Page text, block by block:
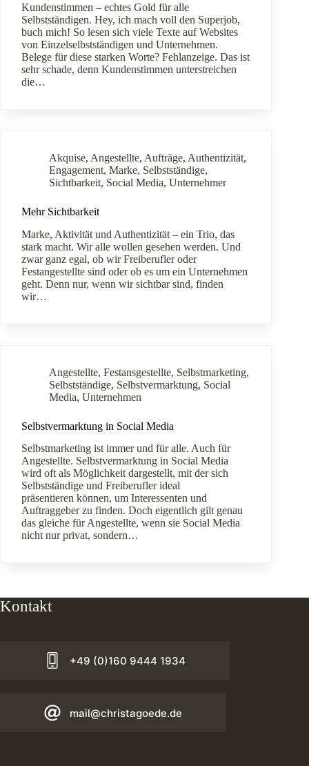
Kundenstimmen – echtes Gold für alle
Selbstständigen. Hey, ich mach voll den Superjob,
buch mich! So lesen sich viele Texte auf Websites
von Einzelselbstständigen und Unternehmen.
Belege für diese starken Worte? Fehlanzeige. Das ist
sehr schade, denn Kundenstimmen unterstreichen
die…
Akquise, Angestellte, Aufträge, Authentizität,
Engagement, Marke, Selbstständige,
Sichtbarkeit, Social Media, Unternehmer
Mehr Sichtbarkeit
Marke, Aktivität und Authentizität – ein Trio, das
stark macht. Wir alle wollen gesehen werden. Und
zwar ganz egal, ob wir Freiberufler oder
Festangestellte sind oder ob es um ein Unternehmen
geht. Denn nur, wenn wir sichtbar sind, finden
wir…
Angestellte, Festansgestellte, Selbstmarketing,
Selbstständige, Selbstvermarktung, Social
Media, Unternehmen
Selbstvermarktung in Social Media
Selbstmarketing ist immer und für alle. Auch für
Angestellte. Selbstvermarktung in Social Media
wird oft als Möglichkeit dargestellt, mit der sich
Selbstständige und Freiberufler ideal
präsentieren können, um Interessenten und
Auftraggeber zu finden. Doch eigentlich gilt genau
das gleiche für Angestellte, wenn sie Social Media
nicht nur privat, sondern…
Kontakt
+49 (0)160 9444 1934
mail@christagoede.de